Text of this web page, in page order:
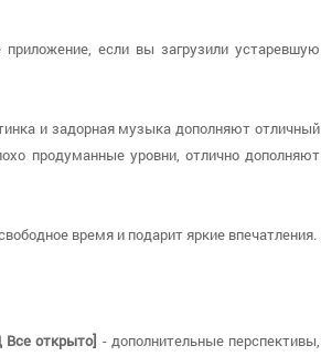
если вы загрузили устаревшую
и задорная музыка дополняют отличный
продуманные уровни, отлично дополняют
время и подарит яркие впечатления.
открыто] - дополнительные перспективы,